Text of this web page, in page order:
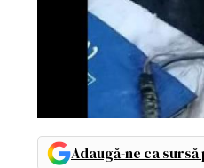
Adaugă-ne ca